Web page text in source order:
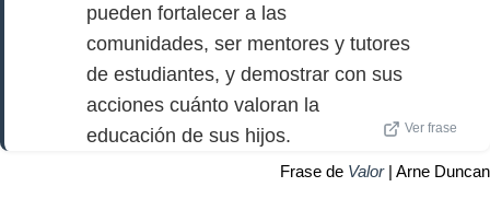
pueden fortalecer a las
comunidades, ser mentores y tutores
de estudiantes, y demostrar con sus
acciones cuánto valoran la
educación de sus hijos.
Ver frase
Frase de Valor| Arne Duncan